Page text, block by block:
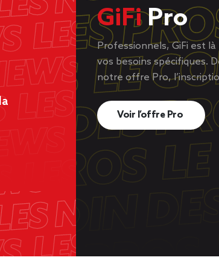
GiFiPro
Professionnels, GiFi est
vos besoins spécifiques.
notre offre Pro,
Voir l’offre Pro